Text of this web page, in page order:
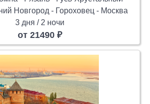
Новгород - Гороховец - Москва
3 дня / 2 ночи
от 21490 ₽